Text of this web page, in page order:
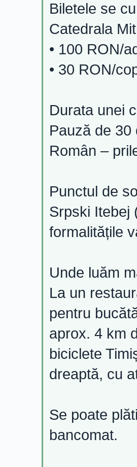
Biletele se
Catedrala
• 100 RON/
• 30 RON/
Durata unei
Pauză de 30
Român –
Punctul de
Srpski Itebej
formalitățile
Unde luăm
La un
pentru
aprox. 4 km
biciclete
dreaptă, cu
Se poate
bancomat.